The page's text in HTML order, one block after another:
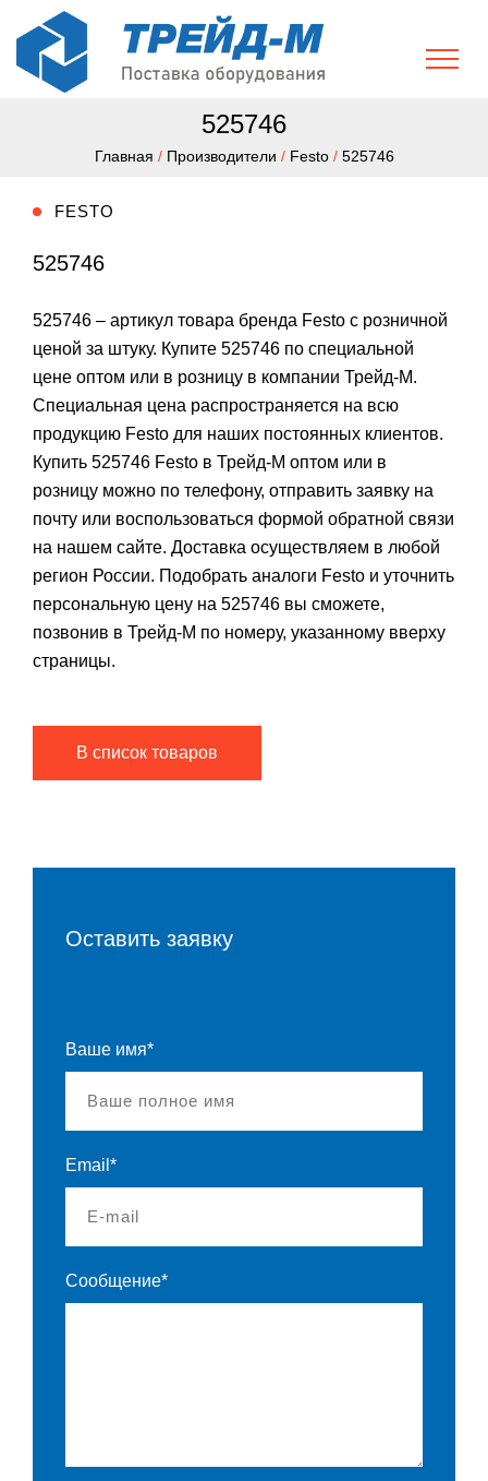
525746
Главная / Производители / Festo / 525746
FESTO
525746
525746 – артикул товара бренда Festo с розничной
ценой за штуку. Купите 525746 по специальной
цене оптом или в розницу в компании Трейд-М.
Специальная цена распространяется на всю
продукцию Festo для наших постоянных клиентов.
Купить 525746 Festo в Трейд-М оптом или в
розницу можно по телефону, отправить заявку на
почту или воспользоваться формой обратной связи
на нашем сайте. Доставка осуществляем в любой
регион России. Подобрать аналоги Festo и уточнить
персональную цену на 525746 вы сможете,
позвонив в Трейд-М по номеру, указанному вверху
страницы.
В список товаров
Оставить заявку
Ваше имя*
Email*
Сообщение*